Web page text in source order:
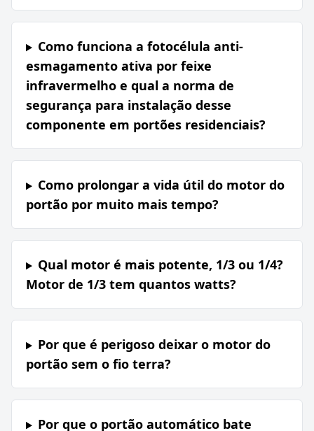
Como funciona a fotocélula anti-
esmagamento ativa por feixe
infravermelho e qual a norma de
segurança para instalação desse
componente em portões residenciais?
Como prolongar a vida útil do motor do
portão por muito mais tempo?
Qual motor é mais potente, 1/3 ou 1/4?
Motor de 1/3 tem quantos watts?
Por que é perigoso deixar o motor do
portão sem o fio terra?
Por que o portão automático bate